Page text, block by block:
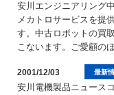
安川エンジニアリング
メカトロサービスを提
す。中古ロボットの買
こないます。ご愛顧の
最新
2001/12/03
安川電機製品ニュース